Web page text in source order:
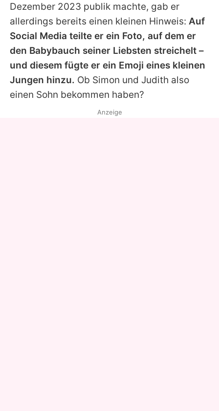
Dezember 2023 publik machte, gab er
allerdings bereits einen kleinen Hinweis: Auf
Social Media teilte er ein Foto, auf dem er
den Babybauch seiner Liebsten streichelt –
und diesem fügte er ein Emoji eines kleinen
Jungen hinzu. Ob Simon und Judith also
einen Sohn bekommen haben?
Anzeige